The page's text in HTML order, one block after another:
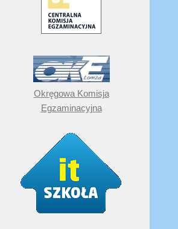
Okręgowa Komisja
Egzaminacyjna